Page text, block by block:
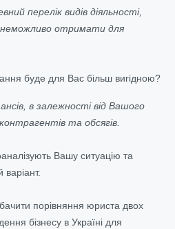
перелік видів діяльності,
неможливо отримати для
буде для Вас більш вигідною?
в залежності від Вашого
та обсягів.
Вашу ситуацію та
порівняння юриста двох
бізнесу в Україні для